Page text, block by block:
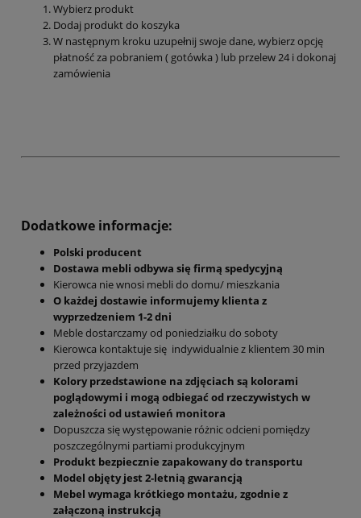
Wybierz produkt
Dodaj produkt do koszyka
W następnym kroku uzupełnij swoje dane, wybierz opcję
płatność za pobraniem ( gotówka ) lub przelew 24 i dokonaj
zamówienia
Dodatkowe informacje:
Polski producent
Dostawa mebli odbywa się firmą spedycyjną
Kierowca nie wnosi mebli do domu/ mieszkania
O każdej dostawie informujemy klienta z
wyprzedzeniem 1-2 dni
Meble dostarczamy od poniedziałku do soboty
Kierowca kontaktuje się indywidualnie z klientem 30 min
przed przyjazdem
Kolory przedstawione na zdjęciach są kolorami
poglądowymi i mogą odbiegać od rzeczywistych w
zależności od ustawień monitora
Dopuszcza się występowanie różnic odcieni pomiędzy
poszczególnymi partiami produkcyjnym
Produkt bezpiecznie zapakowany do transportu
Model objęty jest 2-letnią gwarancją
Mebel wymaga krótkiego montażu, zgodnie z
załączoną instrukcją